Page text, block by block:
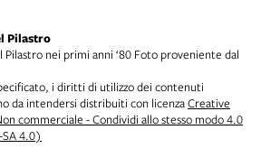
Pilastro
nei primi anni ‘80 Foto proveniente dal
i diritti di utilizzo dei contenuti
da intendersi distribuiti con licenzaCreative
commerciale - Condividi allo stesso modo 4.0
4.0)